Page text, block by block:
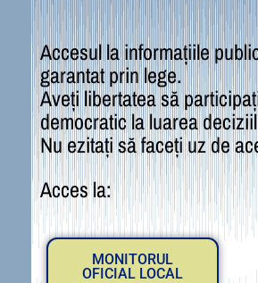
Accesul la informațiile
garantat prin lege.
Aveți libertatea să
democratic la luarea
Nu ezitați să faceți uz de
Acces la:
MONITORUL
OFICIAL LOCAL